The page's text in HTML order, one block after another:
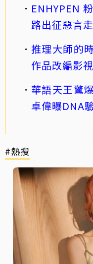
ENHYPEN
路出征惡言
推理大師的
作品改編影
華語天王驚
卓偉曝DNA
#熱搜